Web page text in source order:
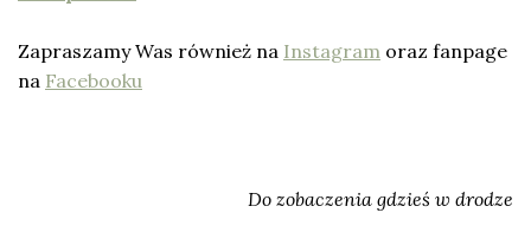
Zapraszamy Was również na Instagram oraz fanpage
na Facebooku
Do zobaczenia gdzieś w drodze